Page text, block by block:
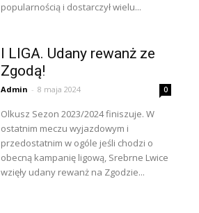
popularnością i dostarczył wielu...
I LIGA. Udany rewanż ze
Zgodą!
Admin - 8 maja 2024 0
Olkusz Sezon 2023/2024 finiszuje. W
ostatnim meczu wyjazdowym i
przedostatnim w ogóle jeśli chodzi o
obecną kampanię ligową, Srebrne Lwice
wzięły udany rewanż na Zgodzie...